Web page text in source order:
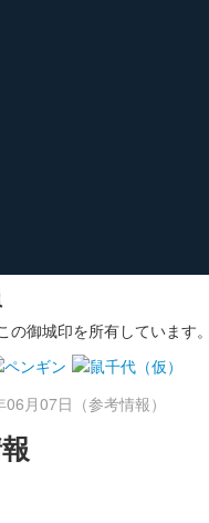
御城印を所有しています。
月07日（参考情報）